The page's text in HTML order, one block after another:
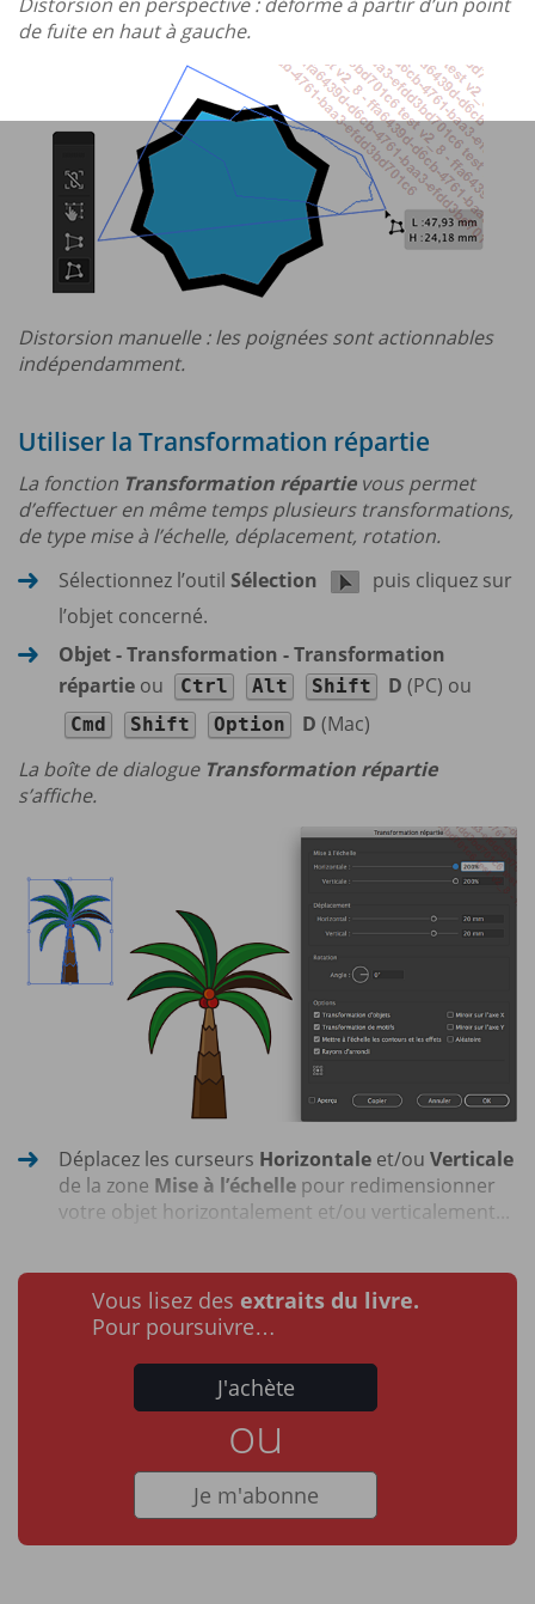
de fuite en haut à gauche.
Distorsion manuelle : les poignées sont actionnables
indépendamment.
Utiliser la Transformation répartie
La fonction Transformation répartievous permet
d’effectuer en même temps plusieurs transformations,
de type mise à l’échelle, déplacement, rotation.
Sélectionnez l’outil Sélection
puis cliquez sur
l’objet concerné.
Objet - Transformation - Transformation
répartie ou Ctrl Alt Shift D (PC) ou
Cmd Shift Option D (Mac)
La boîte de dialogue Transformation répartie
s’affiche.
Déplacez les curseurs Horizontale et/ou Verticale
de la zone Mise à l’échelle pour redimensionner
votre objet horizontalement et/ou verticalement...
Vous lisez des extraits du livre.
Pour poursuivre…
J'achète
ou
Je m'abonne